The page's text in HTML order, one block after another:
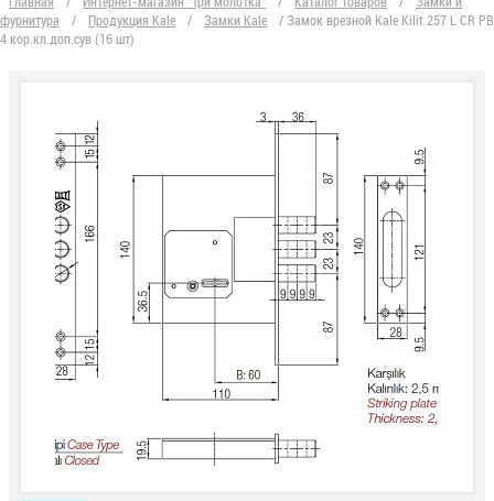
фурнитура
/ Продукция Kale / Замки Kale / Замок врезной Kale Kilit 257 L CR PB
4 кор.кл.доп.сув (16 шт)